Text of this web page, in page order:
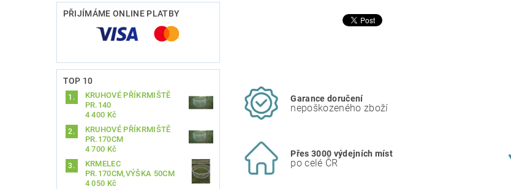
PŘIJÍMÁME ONLINE PLATBY
TOP 10
KRUHOVÉ PŘÍKRMIŠTĚ
PR.140
4 400 Kč
KRUHOVÉ PŘÍKRMIŠTĚ
PR.170CM
4 700 Kč
KRMELEC
PR.170CM,VÝŠKA 50CM
4 050 Kč
Garance doručení
nepoškozeného zboží
Přes 3000 výdejních míst
po celé ČR